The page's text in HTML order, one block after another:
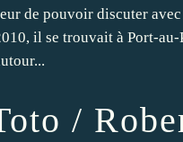
de pouvoir discuter
il se trouvait à Port-
/